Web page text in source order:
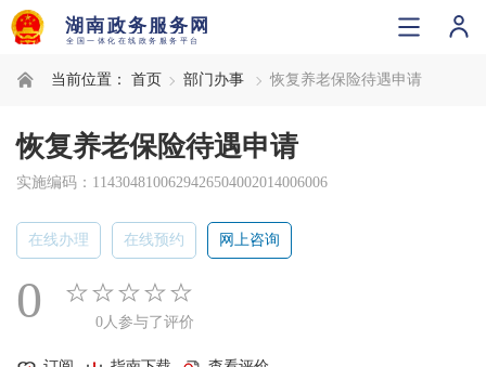
当前位置： 首页 部门办事 恢复养老保险待遇申请
恢复养老保险待遇申请
实施编码：1143048100629426504002014006006
在线办理 在线预约 网上咨询
0 0人参与了评价